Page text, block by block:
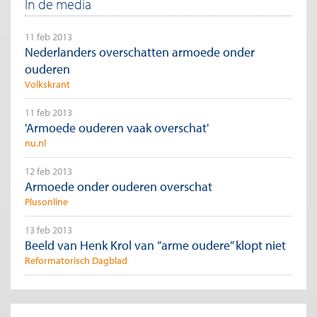
moeilijk rondkomt vertoont een veel minder grote stijging.
Figuur 1: Mate waarin oudere leeftijdsgroepen rond
kunnen komen van hun inkomen, 1991-2011
(percentages)
In de media
11 feb 2013
Nederlanders overschatten armoede onder
ouderen
Volkskrant
11 feb 2013
'Armoede ouderen vaak overschat'
nu.nl
12 feb 2013
Armoede onder ouderen overschat
Plusonline
13 feb 2013
Beeld van Henk Krol van ”arme oudere” klopt niet
Reformatorisch Dagblad